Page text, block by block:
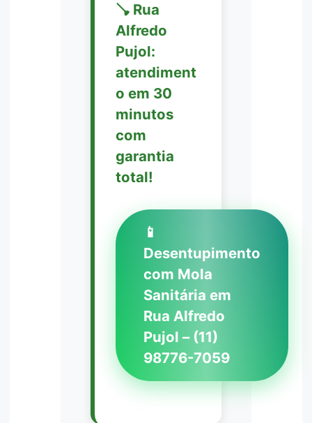
🪠 Rua
Alfredo
Pujol:
atendiment
o em 30
minutos
com
garantia
total!
📱
Desentupimento
com Mola
Sanitária em
Rua Alfredo
Pujol – (11)
98776-7059